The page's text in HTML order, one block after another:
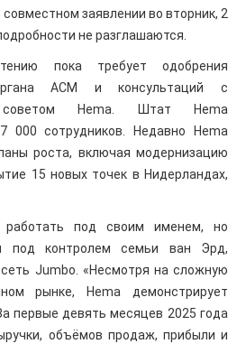
заявлении во вторник, 2
не разглашаются.
пока требует одобрения
ACM и консультаций с
советом Hema. Штат Hema
000 сотрудников. Недавно Hema
роста, включая модернизацию
15 новых точек в Нидерландах,
работать под своим именем, но
под контролем семьи ван Эрд,
Jumbo. «Несмотря на сложную
рынке, Hema демонстрирует
первые девять месяцев 2025 года
объёмов продаж, прибыли и